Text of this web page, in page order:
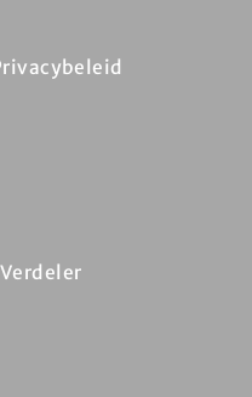
Verdeler